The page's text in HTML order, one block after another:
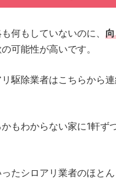
何もしていないのに、
可能性が高いです。
駆除業者はこちらから
もわからない家に1軒
たシロアリ業者のほと